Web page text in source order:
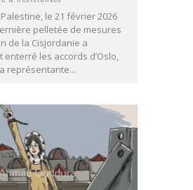
le 21 février 2026
pelletée de mesures
de la Cisjordanie a
les accords d’Oslo,
représentante...